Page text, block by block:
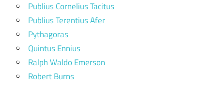
Publius Cornelius Tacitus
Publius Terentius Afer
Pythagoras
Quintus Ennius
Ralph Waldo Emerson
Robert Burns